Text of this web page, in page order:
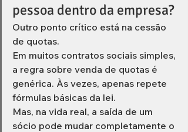
pessoa dentro da empresa?
Outro ponto crítico está na cessão
de quotas.
Em muitos contratos sociais simples,
a regra sobre venda de quotas é
genérica. Às vezes, apenas repete
fórmulas básicas da lei.
Mas, na vida real, a saída de um
sócio pode mudar completamente o